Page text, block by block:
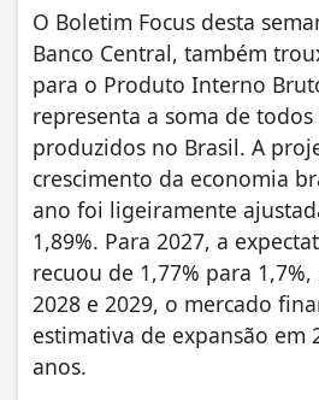
O Boletim Focus desta
Banco Central, também
para o Produto Interno
representa a soma de
produzidos no Brasil. A
crescimento da economia
ano foi ligeiramente
1,89%. Para 2027, a
recuou de 1,77% para
2028 e 2029, o mercado
estimativa de expansão em
anos.